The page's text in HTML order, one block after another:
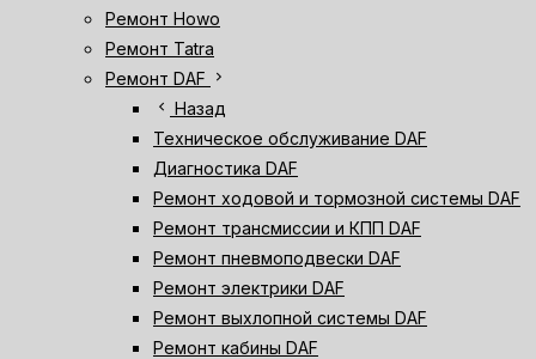
Ремонт Howo
Ремонт Tatra
Ремонт DAF
chevron_right
chevron_left Назад
Техническое обслуживание DAF
Диагностика DAF
Ремонт ходовой и тормозной системы DAF
Ремонт трансмиссии и КПП DAF
Ремонт пневмоподвески DAF
Ремонт электрики DAF
Ремонт выхлопной системы DAF
Ремонт кабины DAF